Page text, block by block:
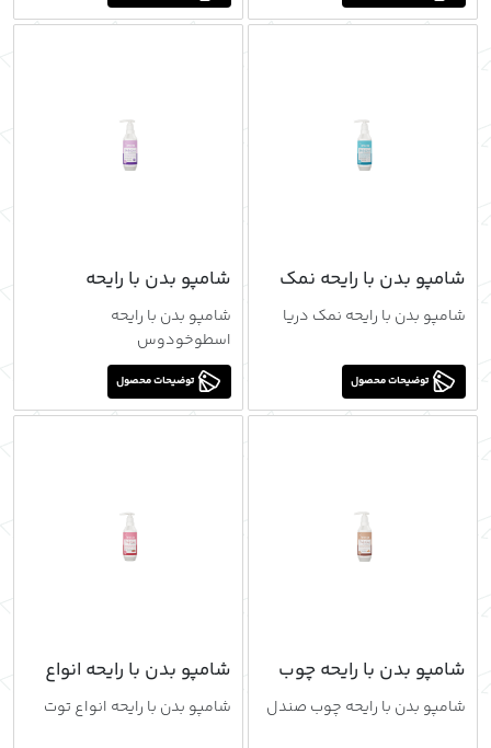
شامپو بدن با رایحه نمک
دریا
شامپو بدن با رایحه نمک دریا
توضیحات محصول
شامپو بدن با رایحه
اسطوخودوس
شامپو بدن با رایحه
اسطوخودوس
توضیحات محصول
شامپو بدن با رایحه چوب
صندل
شامپو بدن با رایحه چوب صندل
شامپو بدن با رایحه انواع
توت
شامپو بدن با رایحه انواع توت